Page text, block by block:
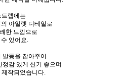
트랩에는
아일렛 디테일로
한 느낌으로
있어요.
발등을 잡아주어
정감 있게 신기 좋으며
작되었습니다.